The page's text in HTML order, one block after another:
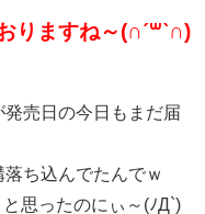
りますね～(∩ˊ꒳​ˋ∩)
発売日の今日もまだ届
ち込んでたんでｗ
思ったのにぃ～(ﾉД`)